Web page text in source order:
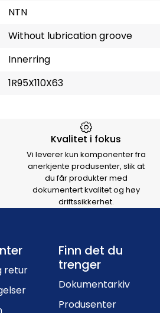
NTN
Without lubrication groove
Innerring
1R95X110X63
Kvalitet i fokus
Vi leverer kun komponenter fra
anerkjente produsenter, slik at
du får produkter med
dokumentert kvalitet og høy
driftssikkerhet.
Footer navigation
retur
Finn det du
trenger
Dokumentarkiv
Produsenter